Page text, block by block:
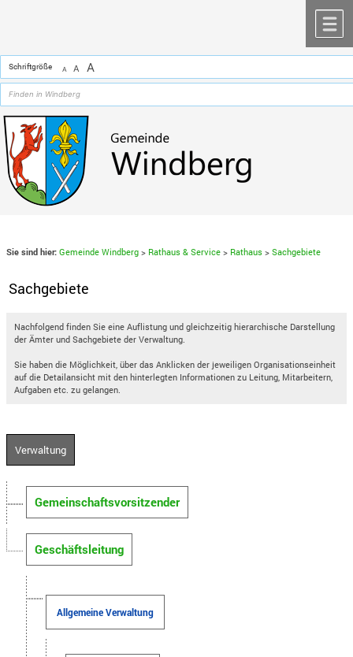
Schriftgröße A A A
Sie sind hier: Gemeinde Windberg > Rathaus & Service > Rathaus >Sachgebiete
Sachgebiete
Nachfolgend finden Sie eine Auflistung und gleichzeitig hierarchische Darstellung
der Ämter und Sachgebiete der Verwaltung.
Sie haben die Möglichkeit, über das Anklicken der jeweiligen Organisationseinheit
auf die Detailansicht mit den hinterlegten Informationen zu Leitung, Mitarbeitern,
Aufgaben etc. zu gelangen.
Verwaltung
Gemeinschaftsvorsitzender
Geschäftsleitung
Allgemeine Verwaltung